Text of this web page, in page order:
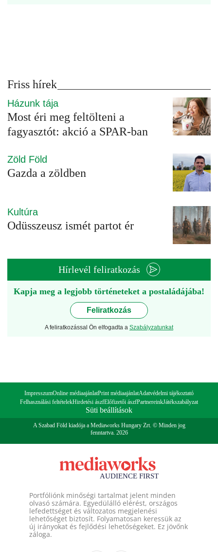
Friss hírek
Házunk tája
Most éri meg feltölteni a
fagyasztót: akció a SPAR-ban
Zöld Föld
Gazda a zöldben
Kultúra
Odüsszeusz ismét partot ér
Hírlevél feliratkozás
Kapja meg a legjobb történeteket a postaládájába!
Feliratkozás
A feliratkozással Ön elfogadta a Szabályzatunkat
ImpresszumOnline médiaajánlatPrint médiaajánlatAdatvédelmi tájékoztató
Felhasználási feltételekHirdetési ászfElőfizetői ászfPartnereinkJátékszabályzat
Süti beállítások
A Szabad Föld kiadója a Mediaworks Hungary Zrt. © Minden jog
fenntartva. 2026
Portfóliónk minőségi tartalmat jelent minden
olvasó számára. Egyedülálló elérést, országos
lefedettséget és változatos megjelenési
lehetőséget biztosít. Folyamatosan keressük az
új irányokat és fejlődési lehetőségeket. Ez jövőnk
záloga.